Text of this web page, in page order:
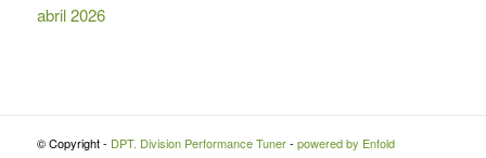
abril 2026
© Copyright - DPT. Division Performance Tuner- powered by Enfold